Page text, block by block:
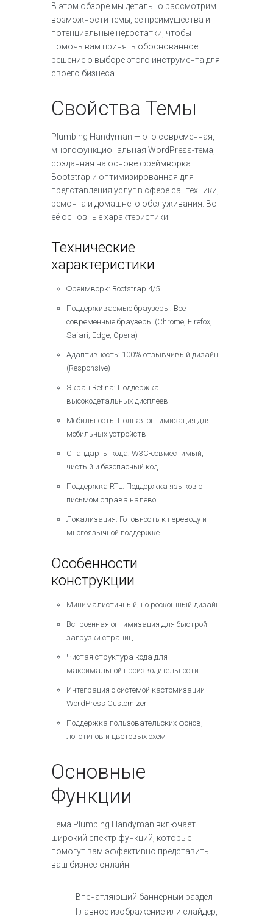
В этом обзоре мы детально рассмотрим
возможности темы, её преимущества и
потенциальные недостатки, чтобы
помочь вам принять обоснованное
решение о выборе этого инструмента для
своего бизнеса.
Свойства Темы
Plumbing Handyman — это современная,
многофункциональная WordPress-тема,
созданная на основе фреймворка
Bootstrap и оптимизированная для
представления услуг в сфере сантехники,
ремонта и домашнего обслуживания. Вот
её основные характеристики:
Технические
характеристики
Фреймворк: Bootstrap 4/5
Поддерживаемые браузеры: Все
современные браузеры (Chrome, Firefox,
Safari, Edge, Opera)
Адаптивность: 100% отзывчивый дизайн
(Responsive)
Экран Retina: Поддержка
высокодетальных дисплеев
Мобильность: Полная оптимизация для
мобильных устройств
Стандарты кода: W3C-совместимый,
чистый и безопасный код
Поддержка RTL: Поддержка языков с
письмом справа налево
Локализация: Готовность к переводу и
многоязычной поддержке
Особенности
конструкции
Минималистичный, но роскошный дизайн
Встроенная оптимизация для быстрой
загрузки страниц
Чистая структура кода для
максимальной производительности
Интеграция с системой кастомизации
WordPress Customizer
Поддержка пользовательских фонов,
логотипов и цветовых схем
Основные
Функции
Тема Plumbing Handyman включает
широкий спектр функций, которые
помогут вам эффективно представить
ваш бизнес онлайн:
Впечатляющий баннерный раздел
Главное изображение или слайдер,